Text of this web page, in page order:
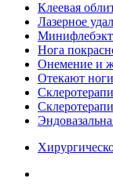
Клеевая
Лазерное
Нога
Онемение и
Отекают